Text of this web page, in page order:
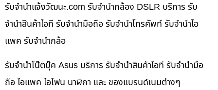
รับจํานําแจ้งวัฒนะ.com รับจำนำกล้อง DSLR บริการ รับ
จำนำสินค้าไอที รับจำนำมือถือ รับจำนำโทรศัพท์ รับจำนำไอ
แพค รับจำนำกล้อ
รับจำนำโน๊ตบุ๊ค Asus บริการ รับจำนำสินค้าไอที รับจำนำมือ
ถือ ไอแพค ไอโฟน นาฬิกา และ ของแบรนด์เนมต่างๆ